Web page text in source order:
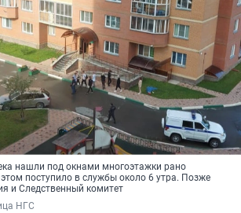
нашли под окнами многоэтажки рано
поступило в службы около 6 утра. Позже
и Следственный комитет
НГС